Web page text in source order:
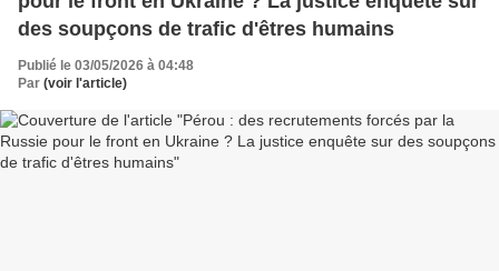
des soupçons de trafic d'êtres humains
Publié le 03/05/2026 à 04:48
Par (voir l'article)